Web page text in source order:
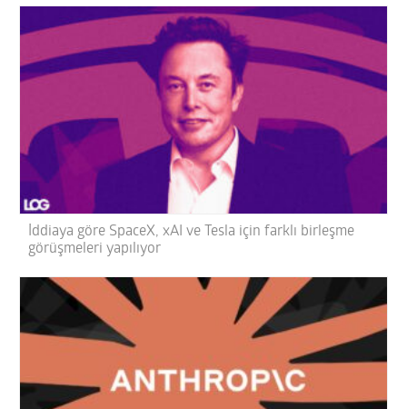
İddiaya göre SpaceX, xAI ve Tesla için farklı birleşme
görüşmeleri yapılıyor